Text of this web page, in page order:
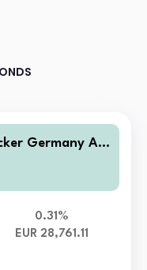
Germany All
0.31%
EUR 28,761.11